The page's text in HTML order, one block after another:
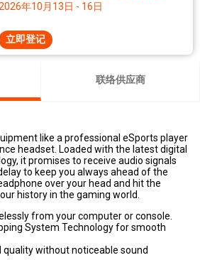
年10月13日 - 16日
立即登记
联络供应商
like a professional eSports player
headset. Loaded with the latest digital
it promises to receive audio signals
to keep you always ahead of the
over your head and hit the
history in the gaming world.
from your computer or console.
System Technology for smooth
quality without noticeable sound